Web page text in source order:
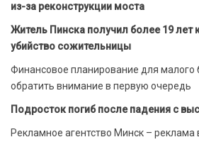
из-за реконструкции моста
Житель Пинска получил более 19 лет
убийство сожительницы
Финансовое планирование для малого
обратить внимание в первую очередь
Подросток погиб после падения с
Рекламное агентство Минск – реклама